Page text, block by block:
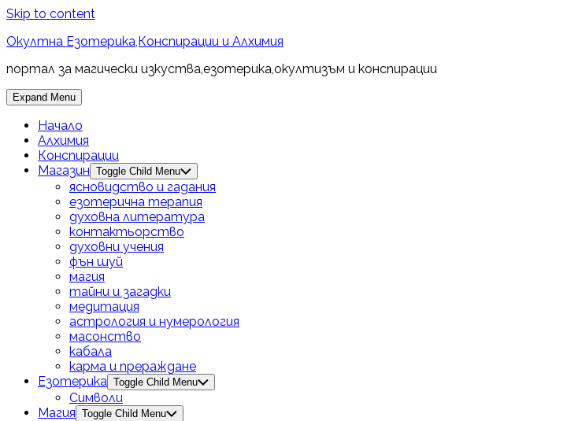
Skip to content
Окултна Езотерика,Конспирации и Алхимия
портал за магически изкуства,езотерика,окултизъм и конспирации
Expand Menu
Начало
Алхимия
Конспирации
Магазин Toggle Child Menu
ясновидство и гадания
езотерична терапия
духовна литература
контактьорство
духовни учения
фън шуй
магия
тайни и загадки
медитация
астрология и нумерология
масонство
кабала
карма и прераждане
Езотерика Toggle Child Menu
Символи
Магия Toggle Child Menu